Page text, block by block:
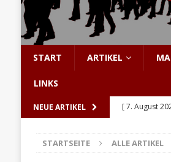
START ARTIKEL
LINKS
NEUE ARTIKEL [ 7. August
[ 5. August
STARTSEITE ALLE ARTIKEL